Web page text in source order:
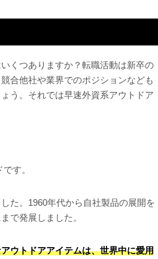
くつありますか？転職活動は新卒の
合他社や業界でのポジションなども
う。それでは早速外資系アウトドア
す。
た。1960年代から自社製品の展開を
で発展しました。
ウトドアアイテムは、世界中に愛用